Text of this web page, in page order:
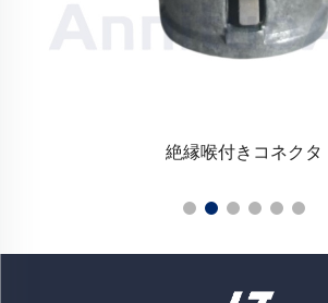
絶縁喉付きコネクタ